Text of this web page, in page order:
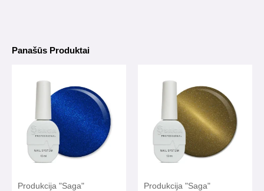
Panašūs Produktai
Produkcija "Saga" Produkcija "Saga"